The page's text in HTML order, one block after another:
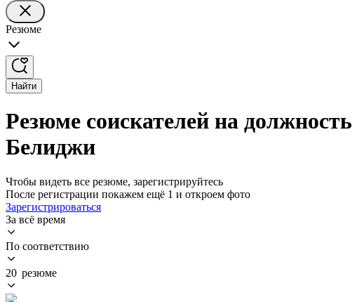
Резюме
Найти
Резюме соискателей на
Белиджи
Чтобы видеть все резюме, зарегистрируйтесь
После регистрации покажем ещё 1 и откроем фото
Зарегистрироваться
За всё время
По соответствию
20 резюме